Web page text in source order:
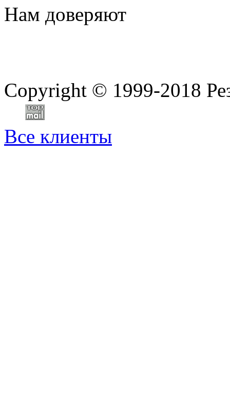
Нам доверяют
Copyright © 1999-2018
Все клиенты